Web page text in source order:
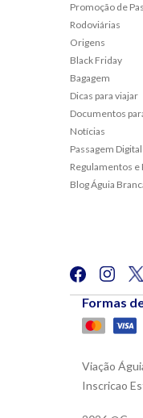
Promoção de
Rodoviárias
Origens
Black Friday
Bagagem
Dicas para viajar
Documentos
Notícias
Passagem Digital
Regulamentos
Blog Águia
Formas
Viação
Inscricao